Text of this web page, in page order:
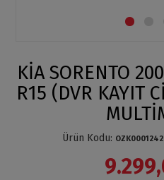
KİA SORENTO
R15 (DVR KAYIT
Ürün Kodu: